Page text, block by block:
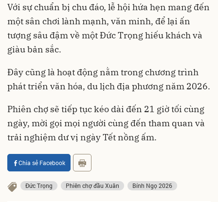
Với sự chuẩn bị chu đáo, lễ hội hứa hẹn mang đến
một sân chơi lành mạnh, văn minh, để lại ấn
tượng sâu đậm về một Đức Trọng hiếu khách và
giàu bản sắc.
Đây cũng là hoạt động nằm trong chương trình
phát triển văn hóa, du lịch địa phương năm 2026.
Phiên chợ sẽ tiếp tục kéo dài đến 21 giờ tối cùng
ngày, mời gọi mọi người cùng đến tham quan và
trải nghiệm dư vị ngày Tết nồng ấm.
Chia sẻ Facebook
Đức Trọng Phiên chợ đầu Xuân Bính Ngọ 2026